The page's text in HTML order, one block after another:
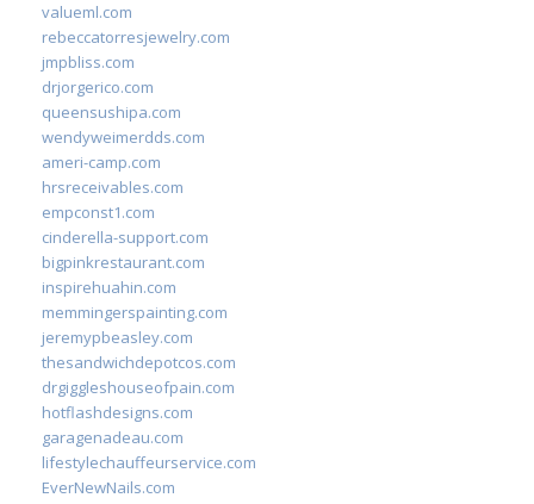
valueml.com
rebeccatorresjewelry.com
jmpbliss.com
drjorgerico.com
queensushipa.com
wendyweimerdds.com
ameri-camp.com
hrsreceivables.com
empconst1.com
cinderella-support.com
bigpinkrestaurant.com
inspirehuahin.com
memmingerspainting.com
jeremypbeasley.com
thesandwichdepotcos.com
drgiggleshouseofpain.com
hotflashdesigns.com
garagenadeau.com
lifestylechauffeurservice.com
EverNewNails.com